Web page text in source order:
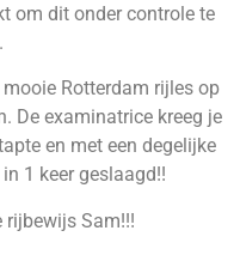
om dit onder controle te
Rotterdam rijles op
De examinatrice kreeg je
en met een degelijke
1 keer geslaagd!!
rijbewijs Sam!!!